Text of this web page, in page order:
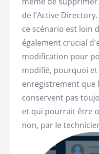
de l'Active
ce scénario est loin
également crucial
modification pour
modifié, pourquoi
enregistrement que
conservent pas
et qui pourrait être
non, par le